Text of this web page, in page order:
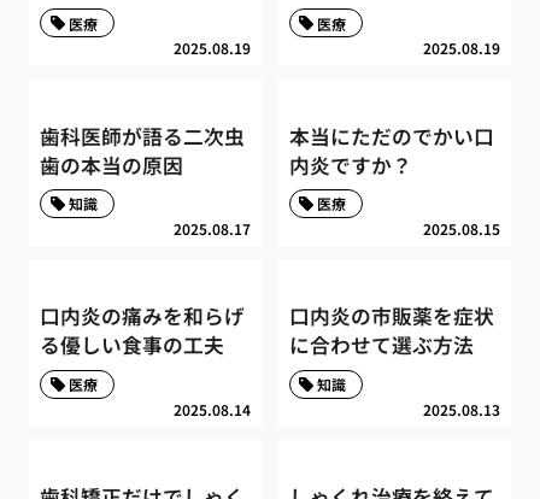
2025.08.19
医療
2025.08.19
医療
歯科医師が語る二次虫
歯の本当の原因
2025.08.17
知識
本当にただのでかい口
内炎ですか？
2025.08.15
医療
口内炎の痛みを和らげ
る優しい食事の工夫
2025.08.14
医療
口内炎の市販薬を症状
に合わせて選ぶ方法
2025.08.13
知識